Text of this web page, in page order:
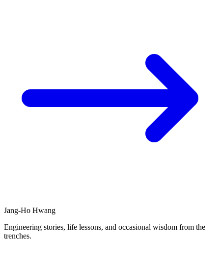
Jang-Ho Hwang
Engineering stories, life lessons, and occasional wisdom from the
trenches.